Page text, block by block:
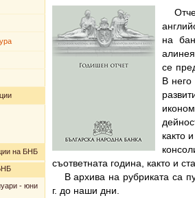
на БНБ
- юни
на
се
В
както
съответната година, както и
В архива на рубриката са
г. до наши дни.